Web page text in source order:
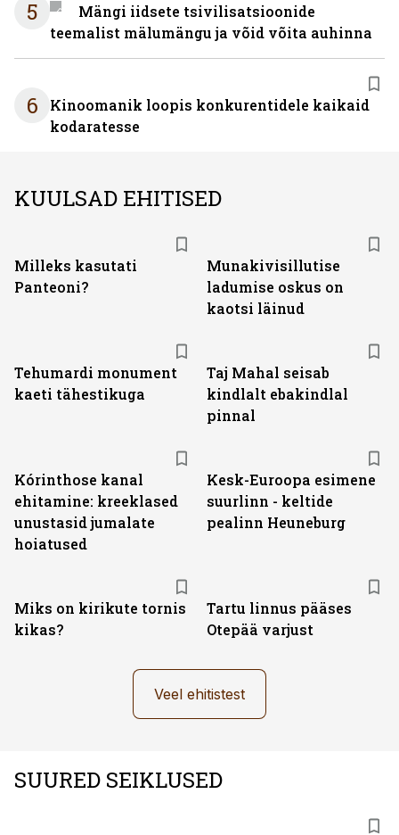
5
Mängi iidsete tsivilisatsioonide
teemalist mälumängu ja võid võita auhinna
6
Kinoomanik loopis konkurentidele kaikaid
kodaratesse
KUULSAD EHITISED
Milleks kasutati
Panteoni?
Munakivisillutise
ladumise oskus on
kaotsi läinud
Tehumardi monument
kaeti tähestikuga
Taj Mahal seisab
kindlalt ebakindlal
pinnal
Kórinthose kanal
ehitamine: kreeklased
unustasid jumalate
hoiatused
Kesk-Euroopa esimene
suurlinn - keltide
pealinn Heuneburg
Miks on kirikute tornis
kikas?
Tartu linnus pääses
Otepää varjust
Veel ehitistest
SUURED SEIKLUSED